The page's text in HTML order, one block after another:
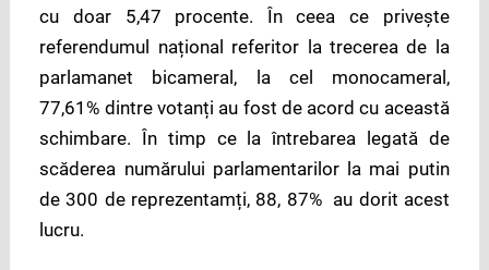
cu doar 5,47 procente. În ceea ce privește
referendumul național referitor la trecerea de la
parlamanet bicameral, la cel monocameral,
77,61% dintre votanți au fost de acord cu această
schimbare. În timp ce la întrebarea legată de
scăderea numărului parlamentarilor la mai putin
de 300 de reprezentamți, 88, 87% au dorit acest
lucru.